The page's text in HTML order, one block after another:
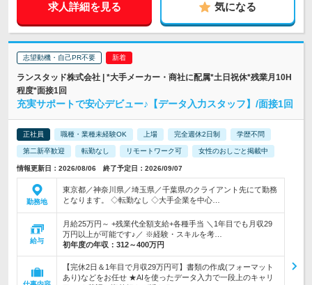
求人詳細を見る 気になる
志望動機・自己PR不要
ランスタッド株式会社 | *大手メーカー・商社に配属*土日祝休*残業月10H
程度*面接1回
充実サポートで安心デビュー♪【データ入力スタッフ】/面接1回
正社員 職種・業種未経験OK 上場 完全週休2日制 学歴不問
第二新卒歓迎 転勤なし リモートワーク可 女性のおしごと掲載中
情報更新日：2026/08/06 終了予定日：2026/09/07
勤務地
東京都／神奈川県／埼玉県／千葉県のクライアント先にて勤務
となります。 ◇転勤なし ◇大手企業を中心…
給与
月給25万円～ +残業代全額支給+各種手当 ＼1年目でも月収29
万円以上が可能です♪／ ※経験・スキルを考…
初年度の年収： 312～400万円
【完休2日＆1年目で月収29万円可】書類の作成(フォーマット
あり)などをお任せ ★AIを使ったデータ入力で一段上のキャリ